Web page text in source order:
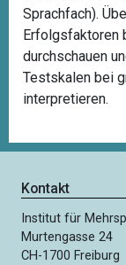
Sprachfach).
Erfolgsfaktoren
durchschauen
Testskalen bei
interpretieren.
Kontakt
Institut für
Murtengasse 24
CH-1700 Freiburg